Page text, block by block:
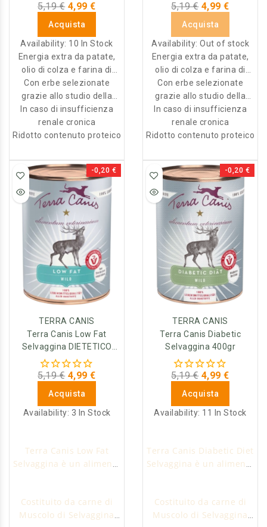
5,19 € 4,99 €
Acquista
Availability: 10 In Stock
Energia extra da patate,
olio di colza e farina di
cocco
Con erbe selezionate
grazie allo studio della
natura
In caso di insufficienza
renale cronica
Ridotto contenuto proteico
5,19 € 4,99 €
Acquista
Availability: Out of stock
Energia extra da patate,
olio di colza e farina di
cocco
Con erbe selezionate
grazie allo studio della
natura
In caso di insufficienza
renale cronica
Ridotto contenuto proteico
-0,20 €
TERRA CANIS
Terra Canis Low Fat
Selvaggina DIETETICO
400gr
5,19 € 4,99 €
Acquista
Availability: 3 In Stock
Terra Canis Low Fat
Selvaggina è un alimento
Costituito da carne di
Muscolo di Selvaggina
-0,20 €
TERRA CANIS
Terra Canis Diabetic
Selvaggina 400gr
5,19 € 4,99 €
Acquista
Availability: 11 In Stock
Terra Canis Diabetic Diet
Selvaggina è un alimento
di Diabete.
Costituito da carne di
Muscolo di Selvaggina